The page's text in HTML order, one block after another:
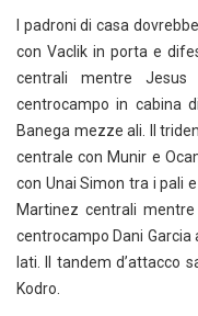
I padroni di casa
con Vaclik in porta e
centrali mentre
centrocampo in cabina
Banega mezze ali. Il
centrale con Munir e
con Unai Simon tra i pali
Martinez centrali
centrocampo Dani Garcia
lati. Il tandem d’attacco
Kodro.